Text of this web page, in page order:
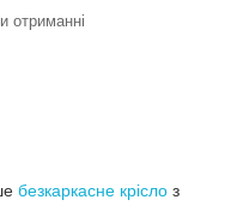
отриманні
безкаркасне крісло з